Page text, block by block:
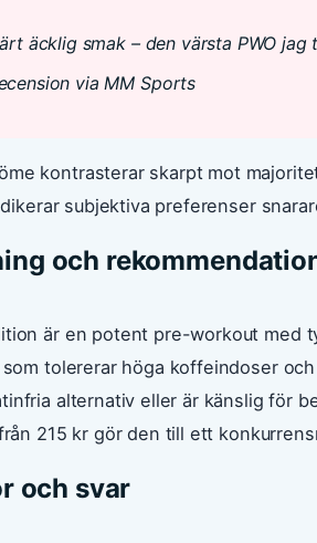
äcklig smak – den värsta PWO jag
via MM Sports
kontrasterar skarpt mot
subjektiva preferenser
och
är en potent pre-workout med
tolererar höga koffeindoser
alternativ eller är känslig för
215 kr gör den till ett
och svar